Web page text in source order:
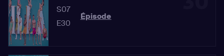
S07
E30
Épisode